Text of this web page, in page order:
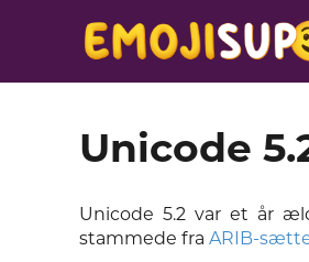
Unicode
Unicode 5.2 var et år
stammede fra ARIB-